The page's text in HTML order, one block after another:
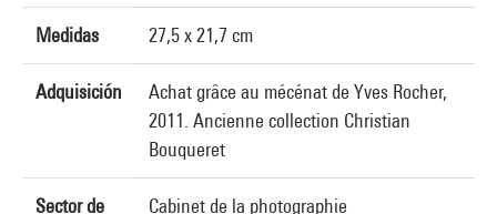
Medidas 27,5 x 21,7 cm
Adquisición
Achat grâce au mécénat de Yves Rocher,
2011. Ancienne collection Christian
Bouqueret
Sector de Cabinet de la photographie